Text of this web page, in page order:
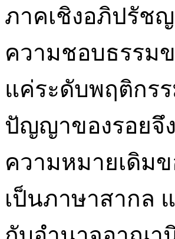
ภาคเชิงอภิปรัชญ
ความชอบธรรม
แค่ระดับพฤติกร
ปัญญาของรอยจึ
ความหมายเดิม
เป็นภาษาสากล